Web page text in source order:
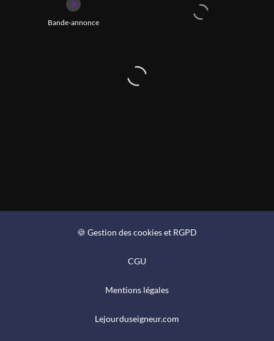
Bande-annonce
🍪 Gestion des cookies et RGPD
CGU
Mentions légales
Lejourduseigneur.com